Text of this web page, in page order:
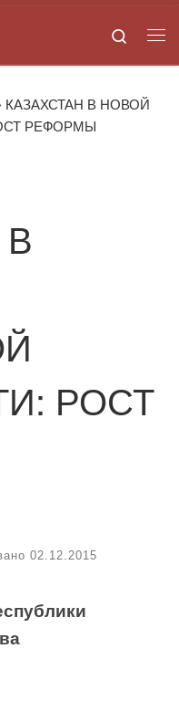
Search
КАЗАХСТАН В НОВОЙ
РЕФОРМЫ
РОСТ
02.12.2015